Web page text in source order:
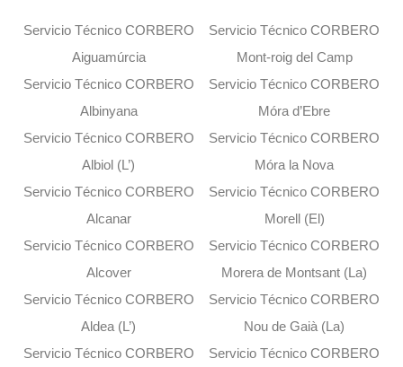
Servicio Técnico CORBERO
Aiguamúrcia
Servicio Técnico CORBERO
Albinyana
Servicio Técnico CORBERO
Albiol (L’)
Servicio Técnico CORBERO
Alcanar
Servicio Técnico CORBERO
Alcover
Servicio Técnico CORBERO
Aldea (L’)
Servicio Técnico CORBERO
Servicio Técnico CORBERO
Mont-roig del Camp
Servicio Técnico CORBERO
Móra d’Ebre
Servicio Técnico CORBERO
Móra la Nova
Servicio Técnico CORBERO
Morell (El)
Servicio Técnico CORBERO
Morera de Montsant (La)
Servicio Técnico CORBERO
Nou de Gaià (La)
Servicio Técnico CORBERO